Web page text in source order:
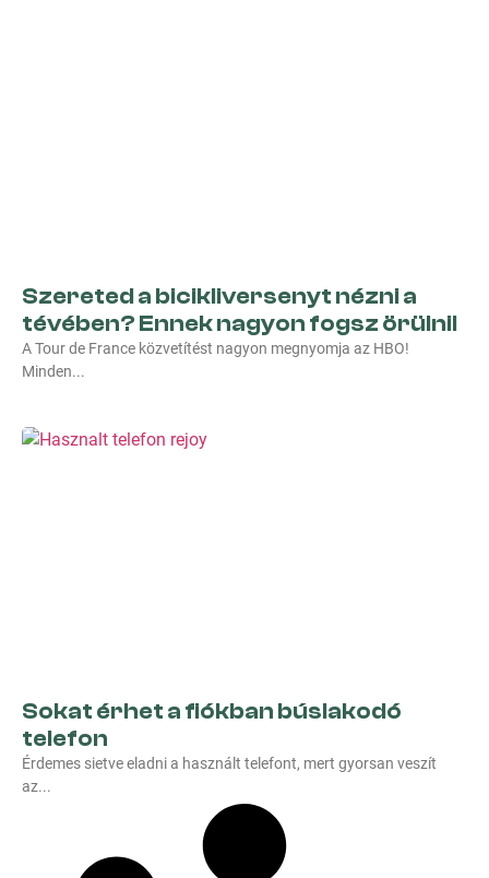
Szereted a bicikliversenyt nézni a
tévében? Ennek nagyon fogsz örülni!
A Tour de France közvetítést nagyon megnyomja az HBO!
Minden
Sokat érhet a fiókban búslakodó
telefon
Érdemes sietve eladni a használt telefont, mert gyorsan veszít
az